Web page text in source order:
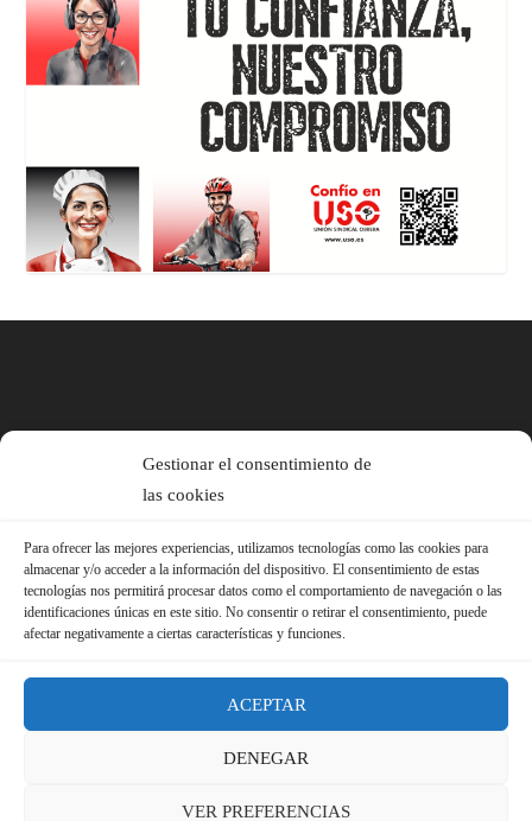
Gestionar el consentimiento de
las cookies
Para ofrecer las mejores experiencias, utilizamos tecnologías como las cookies para
almacenar y/o acceder a la información del dispositivo. El consentimiento de estas
tecnologías nos permitirá procesar datos como el comportamiento de navegación o las
identificaciones únicas en este sitio. No consentir o retirar el consentimiento, puede
afectar negativamente a ciertas características y funciones.
ACEPTAR
DENEGAR
VER PREFERENCIAS
Política de Cookies